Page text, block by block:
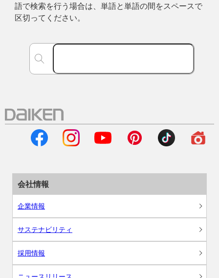
語で検索を行う場合は、単語と単語の間をスペースで
区切ってください。
会社情報
企業情報
サステナビリティ
採用情報
ニュースリリース